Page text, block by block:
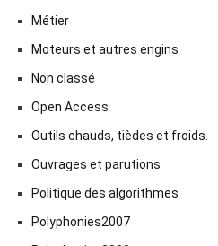
Métier
Moteurs et autres engins
Non classé
Open Access
Outils chauds, tièdes et froids.
Ouvrages et parutions
Politique des algorithmes
Polyphonies2007